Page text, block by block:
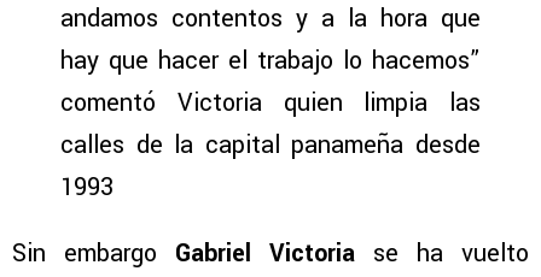
andamos contentos y a la hora que
hay que hacer el trabajo lo hacemos”
comentó Victoria quien limpia las
calles de la capital panameña desde
1993
Sin embargo Gabriel Victoria se ha vuelto